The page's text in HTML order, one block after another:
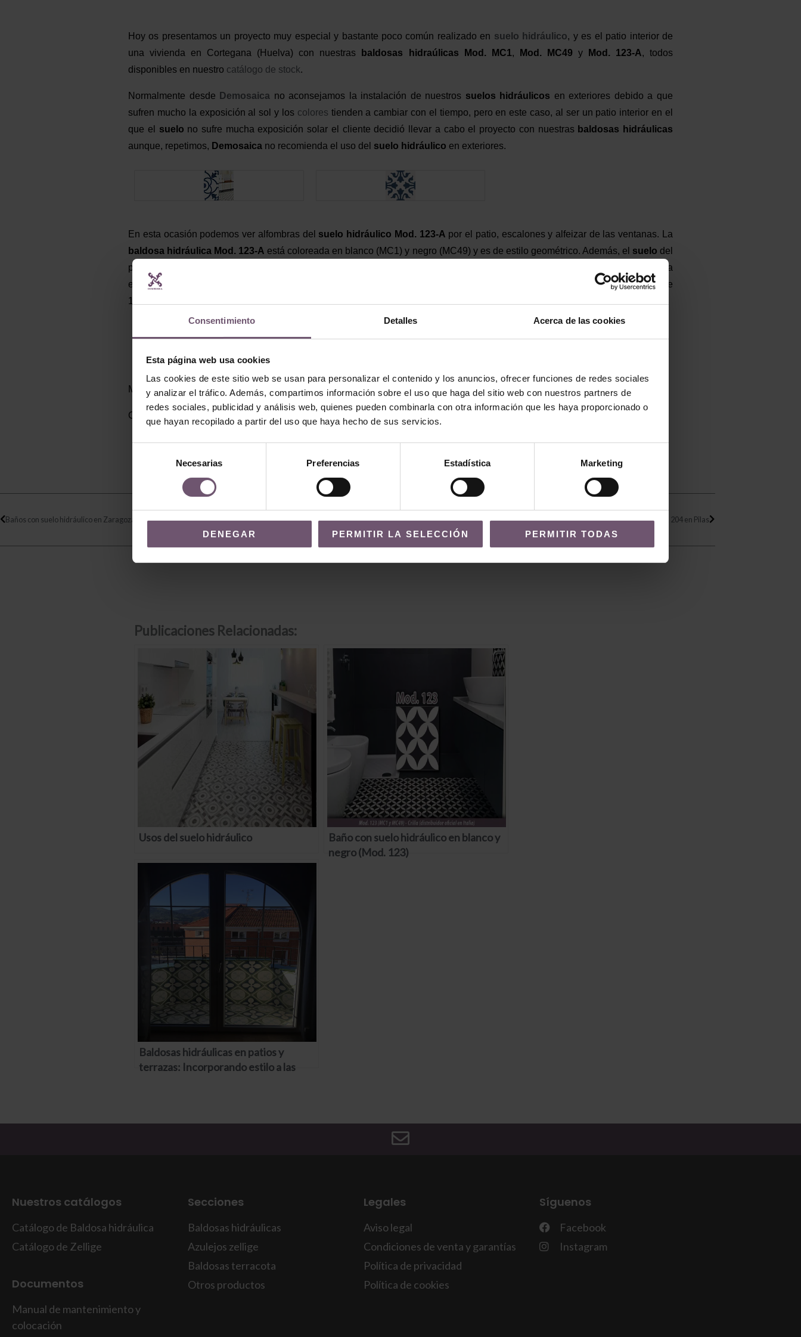
Consentimiento Detalles Acerca de las cookies
Esta página web usa cookies
Las cookies de este sitio web se usan para personalizar el contenido y los anuncios, ofrecer funciones de redes sociales
y analizar el tráfico. Además, compartimos información sobre el uso que haga del sitio web con nuestros partners de
redes sociales, publicidad y análisis web, quienes pueden combinarla con otra información que les haya proporcionado o
que hayan recopilado a partir del uso que haya hecho de sus servicios.
consentimiento
Necesarias Preferencias Estadística Marketing
DENEGAR PERMITIR LA SELECCIÓN PERMITIR TODAS
Hoy os presentamos un proyecto muy especial y bastante poco común realizado en suelo hidráulico, y es el patio interior de
una vivienda en Cortegana (Huelva) con nuestras
baldosas hidraúlicas Mod. MC1, Mod. MC49 y Mod. 123-A, todos
disponibles en nuestro catálogo de stock.
Normalmente desde Demosaica no aconsejamos la instalación de nuestros suelos hidráulicos en exteriores debido a que
sufren mucho la exposición al sol y los colores tienden a cambiar con el tiempo, pero en este caso, al ser un patio interior en el
que el suelo no sufre mucha exposición solar el cliente decidió llevar a cabo el proyecto con nuestras baldosas hidráulicas
aunque, repetimos, Demosaica no recomienda el uso del suelo hidráulico en exteriores.
En esta ocasión podemos ver alfombras del suelo hidráulico Mod. 123-A por el patio, escalones y alfeizar de las ventanas. La
baldosa hidráulica Mod. 123-A está coloreada en blanco (MC1) y negro (MC49) y es de estilo geométrico. Además, el suelo del
patio cuenta con una
en la
entrada a la vivienda, donde va el sumidero. Todas estas
de 20x20cm, tienen un grosor de
1,5cm y un peso de 1,30kg/ud.
Muchas gracias al distribuidor por enviarnos las fotos del proyecto una vez terminado.
Consultas, presupuestos y pedidos al +34 954 21 21 24
Baños con suelo hidráulico en Zaragoza (Mod. 111-E y 133) Salón con suelo hidráulico Mod. 204 en Pilas
Publicaciones Relacionadas:
Usos del suelo hidráulico
Baño con suelo hidráulico en blanco y
negro (Mod. 123)
Baldosas hidráulicas en patios y
terrazas: Incorporando estilo a las
Nuestros catálogos
Catálogo de Baldosa hidráulica
Catálogo de Zellige
Documentos
Manual de mantenimiento y
colocación
Secciones
Baldosas hidráulicas
Azulejos zellige
Baldosas terracota
Otros productos
Legales
Aviso legal
Condiciones de venta y garantías
Política de privacidad
Política de cookies
Síguenos
Facebook
Instagram